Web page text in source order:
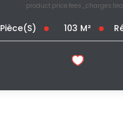
Pièce(s) 103 M²